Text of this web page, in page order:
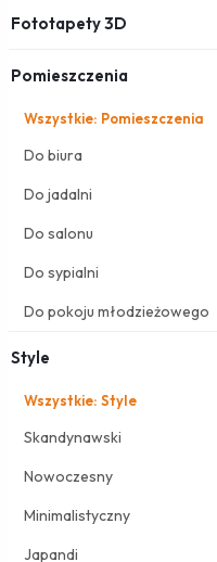
Fototapety 3D
Pomieszczenia
Wszystkie: Pomieszczenia
Do biura
Do jadalni
Do salonu
Do sypialni
Do pokoju młodzieżowego
Style
Wszystkie: Style
Skandynawski
Nowoczesny
Minimalistyczny
Japandi